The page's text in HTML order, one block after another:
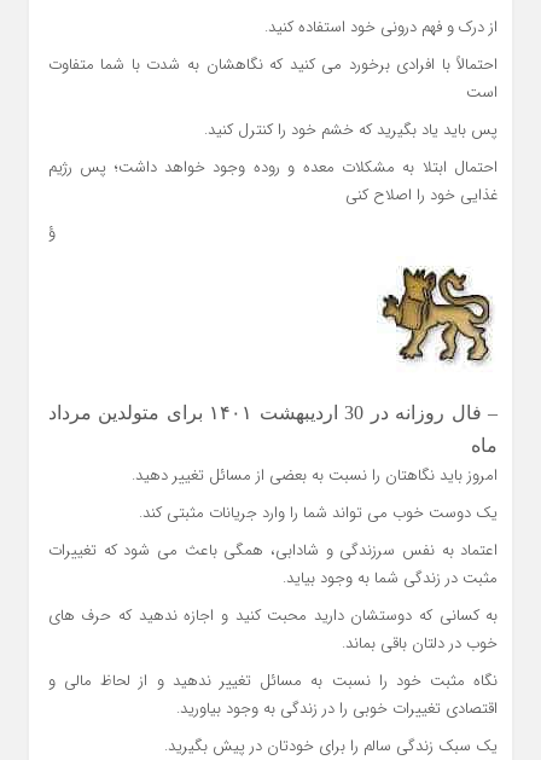
از درک و فهم درونی خود استفاده کنید.
احتمالاً با افرادی برخورد می کنید که نگاهشان به شدت با شما متفاوت
است
پس باید یاد بگیرید که خشم خود را کنترل کنید.
احتمال ابتلا به مشکلات معده و روده وجود خواهد داشت؛ پس رژیم
غذایی خود را اصلاح کنی
ؤ
– فال روزانه در 30 اردیبهشت ۱۴۰۱ برای متولدین مرداد
ماه
امروز باید نگاهتان را نسبت به بعضی از مسائل تغییر دهید.
یک دوست خوب می تواند شما را وارد جریانات مثبتی کند.
اعتماد به نفس سرزندگی و شادابی، همگی باعث می شود که تغییرات
مثبت در زندگی شما به وجود بیاید.
به کسانی که دوستشان دارید محبت کنید و اجازه ندهید که حرف های
خوب در دلتان باقی بماند.
نگاه مثبت خود را نسبت به مسائل تغییر ندهید و از لحاظ مالی و
اقتصادی تغییرات خوبی را در زندگی به وجود بیاورید.
یک سبک زندگی سالم را برای خودتان در پیش بگیرید.